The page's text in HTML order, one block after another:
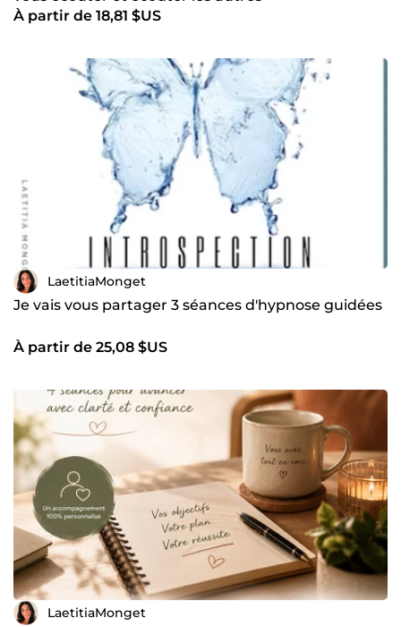
À partir de 18,81 $US
LaetitiaMonget
Je vais vous partager 3 séances d'hypnose guidées
À partir de 25,08 $US
LaetitiaMonget